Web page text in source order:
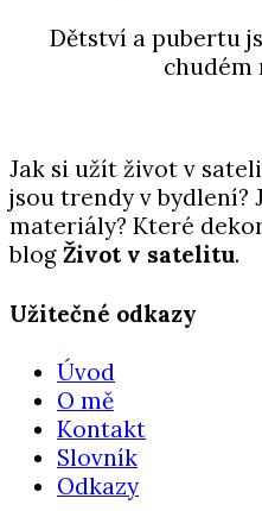
Dětství a pubertu
chudém
Jak si užít život v
jsou trendy v bydlení?
materiály? Které
blog Život v satelitu.
Užitečné odkazy
Úvod
O mě
Kontakt
Slovník
Odkazy